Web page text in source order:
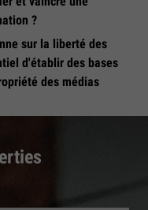
?
sur la liberté des
d'établir des bases
des médias